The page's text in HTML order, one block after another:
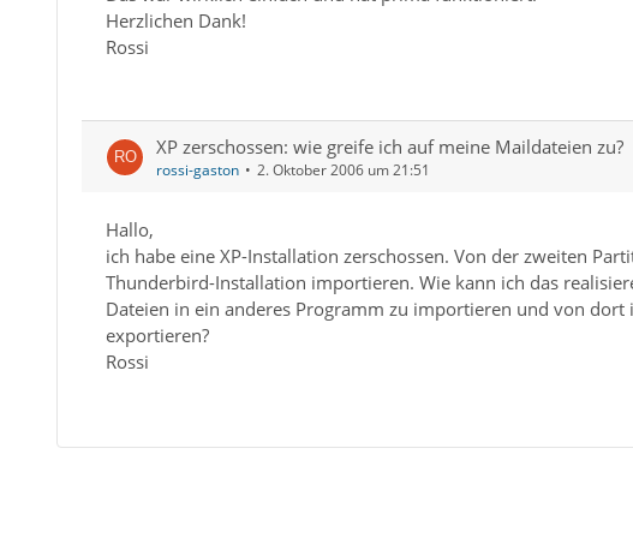
Herzlichen Dank!
Rossi
XP zerschossen: wie greife ich auf meine Maildateien zu?
rossi-gaston 2. Oktober 2006 um 21:51
Hallo,
ich habe eine XP-Installation zerschossen. Von der zweiten
Thunderbird-Installation importieren. Wie kann ich das
Dateien in ein anderes Programm zu importieren und von
exportieren?
Rossi